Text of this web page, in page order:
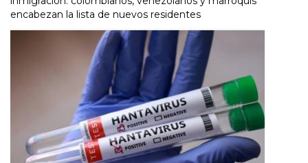
encabezan la lista de nuevos residentes